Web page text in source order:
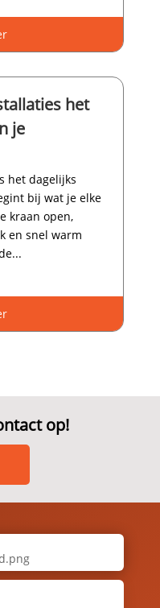
het
je
het dagelijks
bij wat je elke
kraan open,
en snel warm
op!